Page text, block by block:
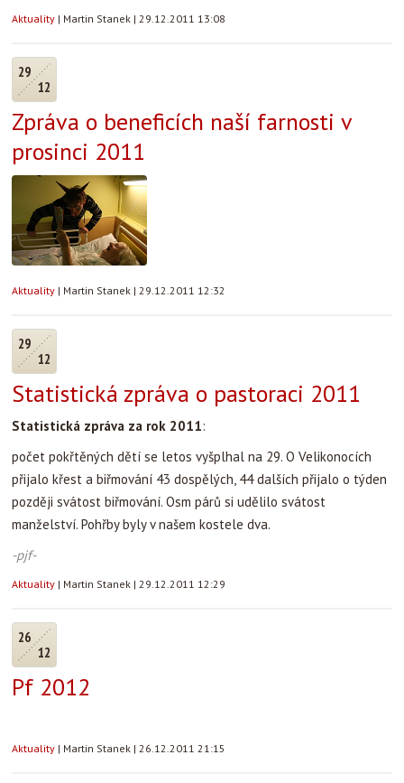
Aktuality | Martin Stanek | 29.12.2011 13:08
29
12
Zpráva o beneficích naší farnosti v
prosinci 2011
Aktuality | Martin Stanek | 29.12.2011 12:32
29
12
Statistická zpráva o pastoraci 2011
Statistická zpráva za rok 2011:
počet pokřtěných dětí se letos vyšplhal na 29. O Velikonocích
přijalo křest a biřmování 43 dospělých, 44 dalších přijalo o týden
později svátost biřmování. Osm párů si udělilo svátost
manželství. Pohřby byly v našem kostele dva.
-pjf-
Aktuality | Martin Stanek | 29.12.2011 12:29
26
12
Pf 2012
Aktuality | Martin Stanek | 26.12.2011 21:15